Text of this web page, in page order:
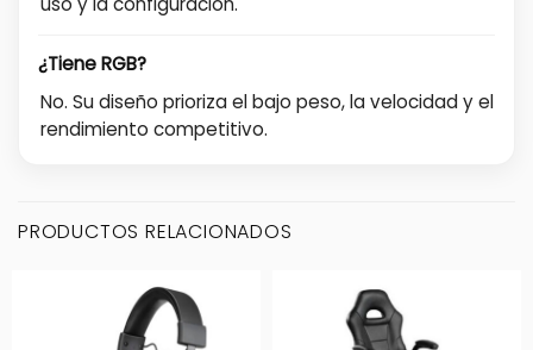
¿Tiene RGB?
No. Su diseño prioriza el bajo peso, la velocidad y el
rendimiento competitivo.
PRODUCTOS RELACIONADOS